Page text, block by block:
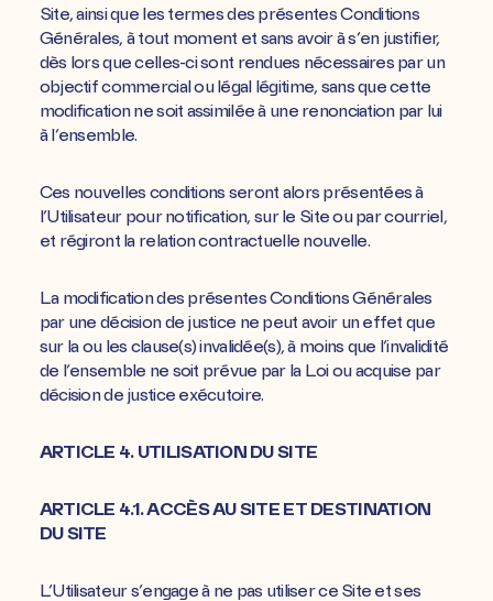
Site, ainsi que les termes des présentes Conditions
Générales, à tout moment et sans avoir à s’en justifier,
dès lors que celles-ci sont rendues nécessaires par un
objectif commercial ou légal légitime, sans que cette
modification ne soit assimilée à une renonciation par lui
à l’ensemble.
Ces nouvelles conditions seront alors présentées à
l’Utilisateur pour notification, sur le Site ou par courriel,
et régiront la relation contractuelle nouvelle.
La modification des présentes Conditions Générales
par une décision de justice ne peut avoir un effet que
sur la ou les clause(s) invalidée(s), à moins que l’invalidité
de l’ensemble ne soit prévue par la Loi ou acquise par
décision de justice exécutoire.
ARTICLE 4. UTILISATION DU SITE
ARTICLE 4.1. ACCÈS AU SITE ET DESTINATION
DU SITE
L’Utilisateur s’engage à ne pas utiliser ce Site et ses